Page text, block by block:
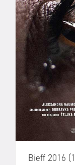
Bieff 2016